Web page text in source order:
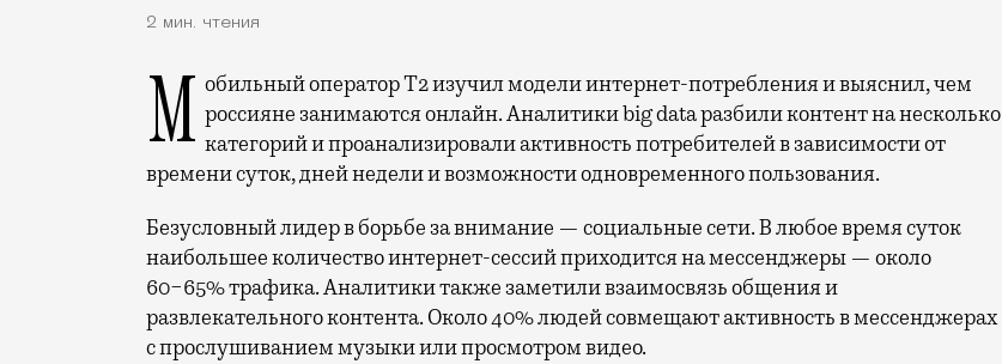
2 мин. чтения
Мобильный оператор Т2 изучил модели интернет-потребления и выяснил, чем россияне занимаются онлайн. Аналитики big data разбили контент на несколько
категорий и проанализировали активность потребителей в зависимости от
времени суток, дней недели и возможности одновременного пользования.
Безусловный лидер в борьбе за внимание — социальные сети. В любое время суток
наибольшее количество интернет-сессий приходится на мессенджеры — около
60−65% трафика. Аналитики также заметили взаимосвязь общения и
развлекательного контента. Около 40% людей совмещают активность в мессенджерах
с прослушиванием музыки или просмотром видео.